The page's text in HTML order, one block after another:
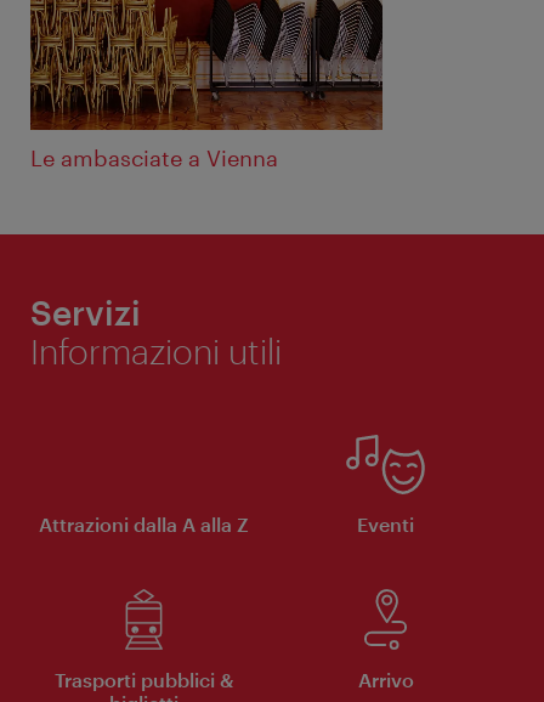
Le ambasciate a Vienna
Servizi
Informazioni utili
Attrazioni dalla A alla Z Eventi
Trasporti pubblici &
Arrivo